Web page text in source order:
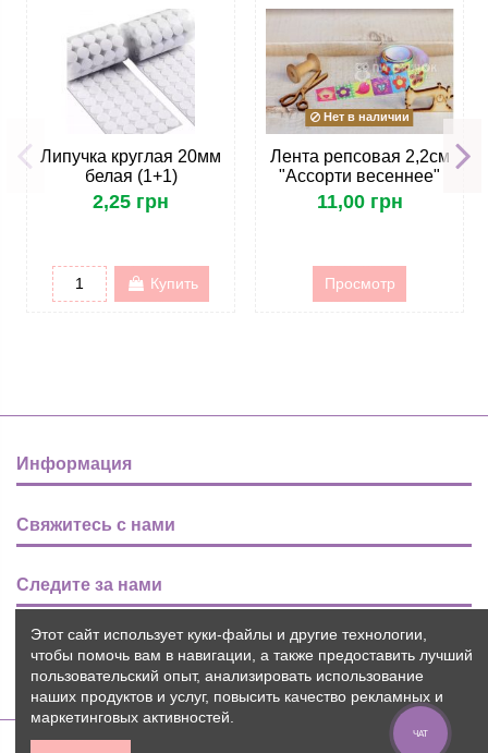
Липучка круглая 20мм
белая (1+1)
2,25 грн
Купить
Нет в наличии
Лента репсовая 2,2см
"Ассорти весеннее"
11,00 грн
Просмотр
Информация
Свяжитесь с нами
Следите за нами
Новости
Этот сайт использует куки-файлы и другие технологии,
чтобы помочь вам в навигации, а также предоставить лучший
пользовательский опыт, анализировать использование
наших продуктов и услуг, повысить качество рекламных и
маркетинговых активностей.
ЧАТ